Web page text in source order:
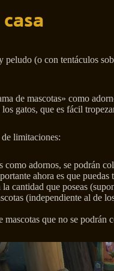
(o con tentáculos
de mascotas» como
gatos, que es fácil
limitaciones:
como adornos, se podrán
ahora es que puedas
cantidad que poseas
(independiente al de
que no se podrán